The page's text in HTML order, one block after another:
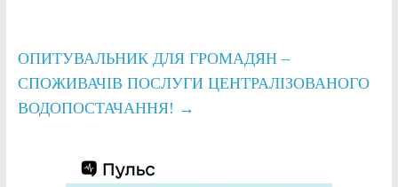
ОПИТУВАЛЬНИК ДЛЯ ГРОМАДЯН –
СПОЖИВАЧІВ ПОСЛУГИ ЦЕНТРАЛІЗОВАНОГО
ВОДОПОСТАЧАННЯ! →